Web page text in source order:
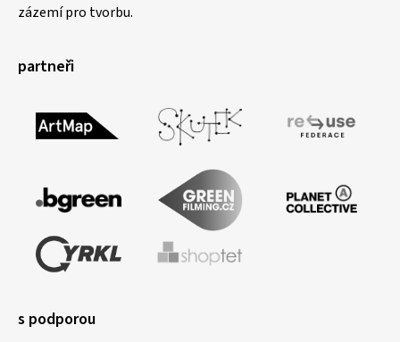
zázemí pro tvorbu.
partneři
s podporou